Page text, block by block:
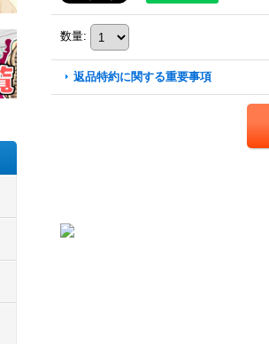
数量:
返品特約に関する重要事項